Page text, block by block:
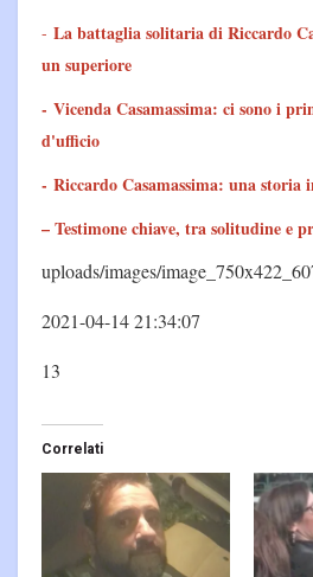
- La battaglia solitaria di Riccardo
un superiore
- Vicenda Casamassima: ci sono i
d'ufficio
- Riccardo Casamassima: una storia
– Testimone chiave, tra solitudine e
uploads/images/
2021-04-14 21:34:07
13
Correlati